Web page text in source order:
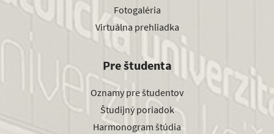
Fotogaléria
Virtuálna prehliadka
Pre študenta
Oznamy pre študentov
Študijný poriadok
Harmonogram štúdia